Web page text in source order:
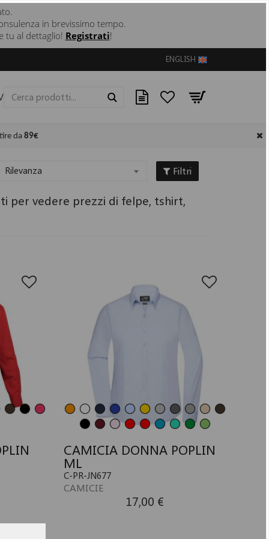
in brevissimo tempo.
tu al dettaglio! Registrati!
ENGLISH
CONTATTI
da89€
Rilevanza Filtri
per vedere prezzi di felpe, tshirt,
CAMICIA DONNA POPLIN
ML
C-PR-JN677
CAMICIE
17,00 €